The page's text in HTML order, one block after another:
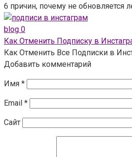
6 причин, почему не обновляется
blog 0
Как Отменить Подписку в
Как Отменить Все Подписки в
Добавить комментарий
Имя *
Email *
Сайт